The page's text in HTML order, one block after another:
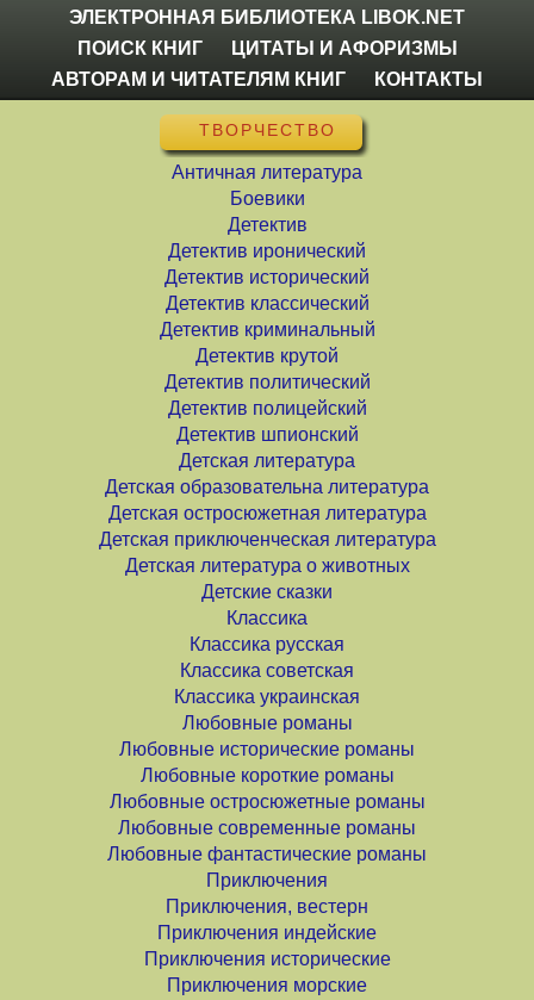
ЭЛЕКТРОННАЯ БИБЛИОТЕКА LIBOK.NET
ПОИСК КНИГ
ЦИТАТЫ И АФОРИЗМЫ
АВТОРАМ И ЧИТАТЕЛЯМ КНИГ
КОНТАКТЫ
ТВОРЧЕСТВО
Античная литература
Боевики
Детектив
Детектив иронический
Детектив исторический
Детектив классический
Детектив криминальный
Детектив крутой
Детектив политический
Детектив полицейский
Детектив шпионский
Детская литература
Детская образовательна литература
Детская остросюжетная литература
Детская приключенческая литература
Детская литература о животных
Детские сказки
Классика
Классика русская
Классика советская
Классика украинская
Любовные романы
Любовные исторические романы
Любовные короткие романы
Любовные остросюжетные романы
Любовные современные романы
Любовные фантастические романы
Приключения
Приключения, вестерн
Приключения индейские
Приключения исторические
Приключения морские